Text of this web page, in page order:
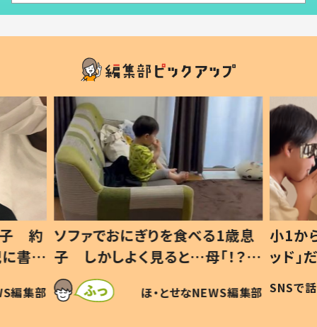
歳息
？」
編集部
小1から不登校、息子は「ギフテ
ッド」だった 父が“ウチ給食”を
作り続ける理由とは #令和の親
#令和の子
SNSで話題 ほ・とせなNEWS編集部
ひ孫
が、抱
「涙
い」